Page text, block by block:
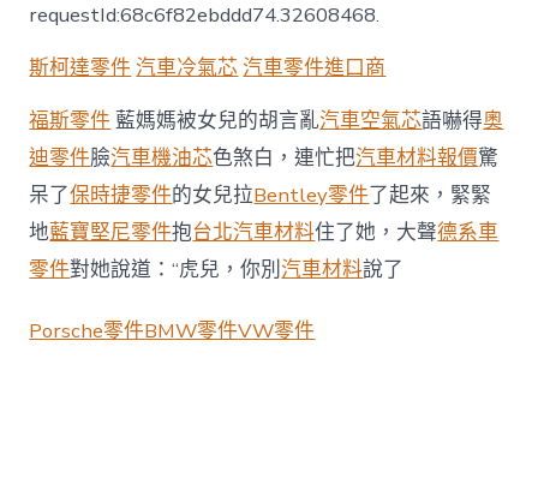
汽
車
溫
降
雪，
交
requestId:68c6f82ebddd74.32608468.
斯柯達零件 汽車冷氣芯汽車零件進口商
福斯零件 藍媽媽被女兒的胡言亂汽車空氣芯語嚇得奧
迪零件臉汽車機油芯色煞白，連忙把汽車材料報價驚
呆了保時捷零件的女兒拉Bentley零件了起來，緊緊
地藍寶堅尼零件抱台北汽車材料住了她，大聲德系車
零件對她說道：“虎兒，你別汽車材料說了
Porsche零件BMW零件VW零件